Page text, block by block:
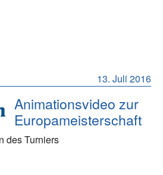
13. Juli 2016
Animationsvideo zur
Europameisterschaft
des Turniers